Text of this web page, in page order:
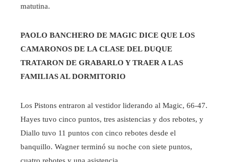
matutina.
PAOLO BANCHERO DE MAGIC DICE QUE LOS
CAMARONOS DE LA CLASE DEL DUQUE
TRATARON DE GRABARLO Y TRAER A LAS
FAMILIAS AL DORMITORIO
Los Pistons entraron al vestidor liderando al Magic, 66-47.
Hayes tuvo cinco puntos, tres asistencias y dos rebotes, y
Diallo tuvo 11 puntos con cinco rebotes desde el
banquillo. Wagner terminó su noche con siete puntos,